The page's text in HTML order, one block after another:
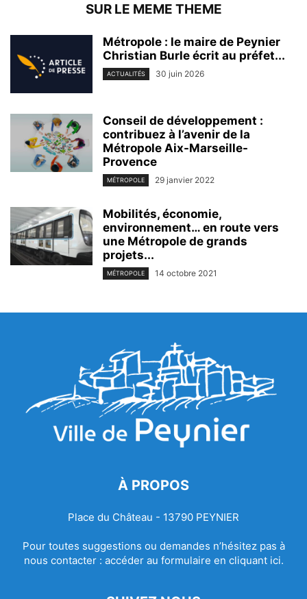
SUR LE MEME THEME
Métropole : le maire de Peynier
Christian Burle écrit au préfet...
ACTUALITÉS 30 juin 2026
Conseil de développement :
contribuez à l’avenir de la
Métropole Aix-Marseille-
Provence
MÉTROPOLE 29 janvier 2022
Mobilités, économie,
environnement… en route vers
une Métropole de grands
projets...
MÉTROPOLE 14 octobre 2021
À PROPOS
Place du Château - 13790 PEYNIER
Pour toutes suggestions ou demandes n’hésitez pas à
nous contacter : accéder au formulaire en cliquant ici.